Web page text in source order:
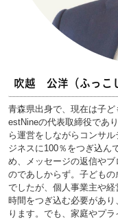
吹越 公洋（ふっこ
青森県出身で、現在は子
estNineの代表取締役であ
ら運営をしながらコンサ
ジネスに100％をつぎ込ん
め、メッセージの返信や
のであしからず。子ども
でしたが、個人事業主や
時間をつぎ込む必要があ
ります。でも、家庭やプ